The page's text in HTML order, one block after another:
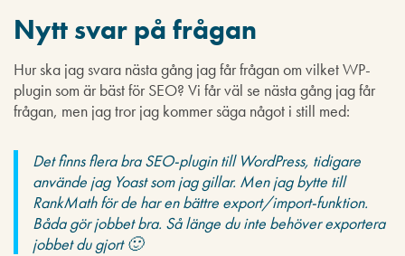
Nytt svar på frågan
Hur ska jag svara nästa gång jag får frågan om vilket WP-
plugin som är bäst för SEO? Vi får väl se nästa gång jag får
frågan, men jag tror jag kommer säga något i still med:
Det finns flera bra SEO-plugin till WordPress, tidigare
använde jag Yoast som jag gillar. Men jag bytte till
RankMath för de har en bättre export/import-funktion.
Båda gör jobbet bra. Så länge du inte behöver exportera
jobbet du gjort 🙂